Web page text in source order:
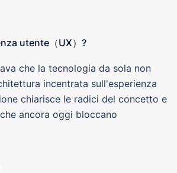
utente（UX）?
che la tecnologia da sola non
incentrata sull'esperienza
chiarisce le radici del concetto e
ancora oggi bloccano